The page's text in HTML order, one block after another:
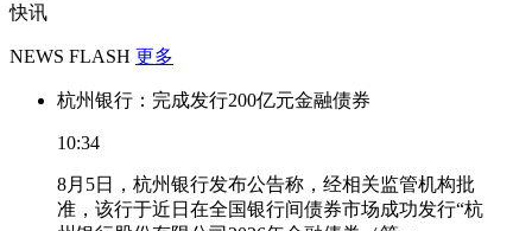
快讯
NEWS FLASH 更多
杭州银行：完成发行200亿元金融债券
10:34
8月5日，杭州银行发布公告称，经相关监管机构批
准，该行于近日在全国银行间债券市场成功发行“杭